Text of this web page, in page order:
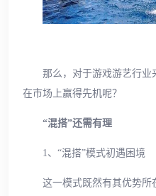
那么，对于游戏游艺行业
在市场上赢得先机呢？
“混搭”还需有理
1、“混搭”模式初遇困境
这一模式既然有其优势所